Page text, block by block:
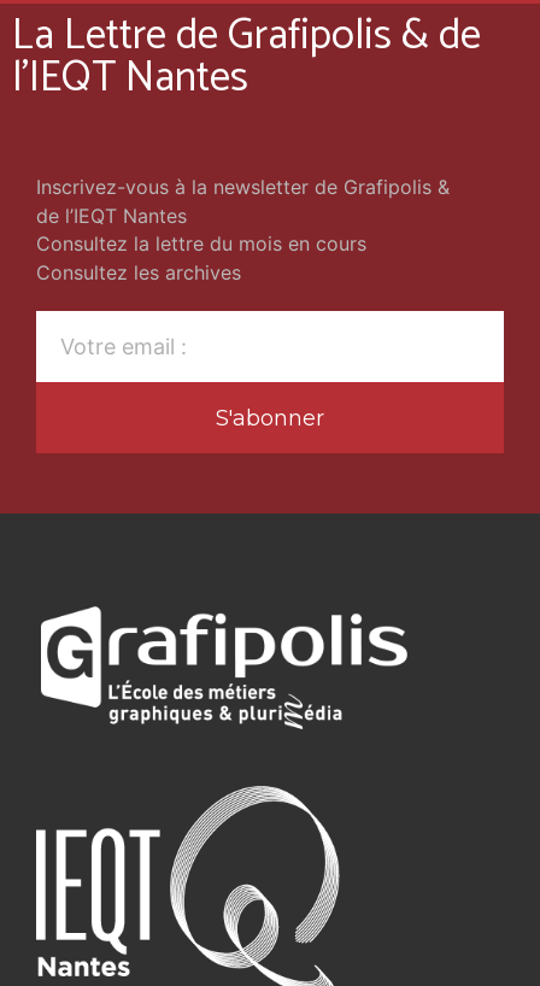
La Lettre de Grafipolis & de
l'IEQT Nantes
Inscrivez-vous à la newsletter de Grafipolis &
de l’IEQT Nantes
Consultez la lettre du mois en cours
Consultez les archives
S'abonner